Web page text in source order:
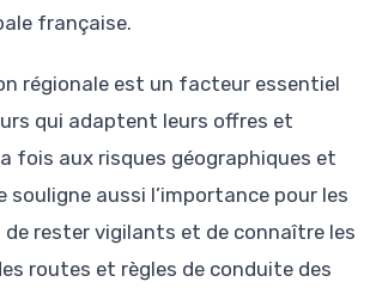
française.
régionale est un facteur essentiel
qui adaptent leurs offres et
fois aux risques géographiques et
souligne aussi l’importance pour les
rester vigilants et de connaître les
routes et règles de conduite des